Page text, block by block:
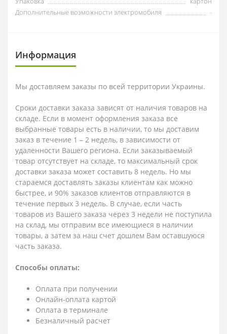
Дополнительные возможности электромобиля
-
Информация
Мы доставляем заказы по всей территории Украины.
Сроки доставки заказа зависят от наличия товаров на
складе. Если в момент оформления заказа все
выбранные товары есть в наличии, то мы доставим
заказ в течение 1 – 2 недель, в зависимости от
удаленности Вашего региона. Если заказываемый
товар отсутствует на складе, то максимальный срок
доставки заказа может составить 8 недель. Но мы
стараемся доставлять заказы клиентам как можно
быстрее, и 90% заказов клиентов отправляются в
течение первых 3 недель. В случае, если часть
товаров из Вашего заказа через 3 недели не поступила
на склад, мы отправим все имеющиеся в наличии
товары, а затем за наш счет дошлем Вам оставшуюся
часть заказа.
Способы оплаты:
Оплата при получении
Онлайн-оплата картой
Оплата в терминале
Безналичный расчет